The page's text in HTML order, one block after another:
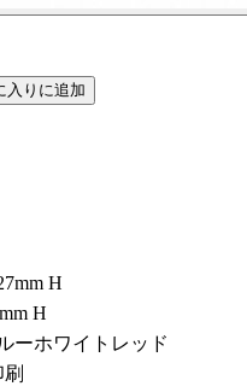
入りに追加
H
H
ーホワイト レッド